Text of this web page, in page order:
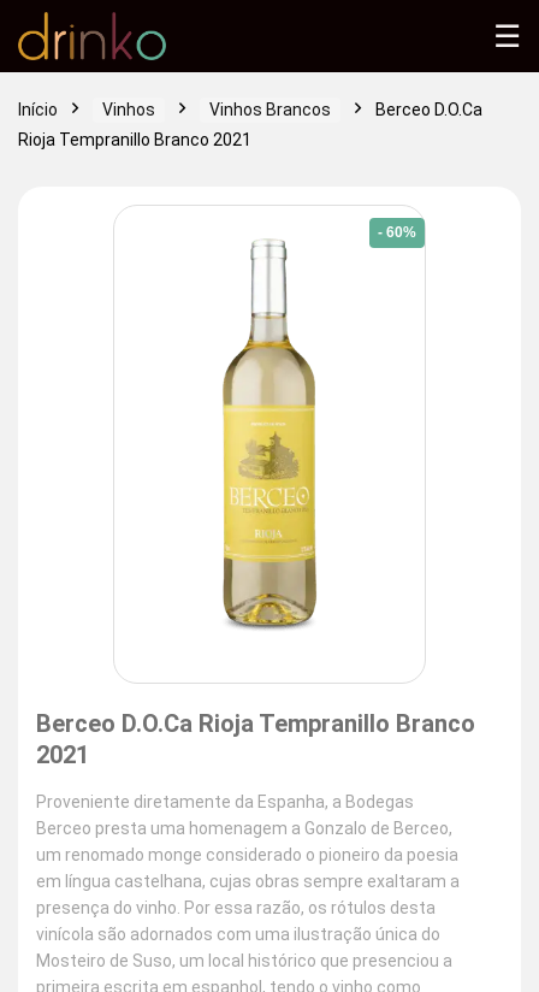
Início Vinhos Vinhos Brancos
Berceo D.O.Ca
Rioja Tempranillo Branco 2021
- 60%
Berceo D.O.Ca Rioja Tempranillo Branco
2021
Proveniente diretamente da Espanha, a Bodegas
Berceo presta uma homenagem a Gonzalo de Berceo,
um renomado monge considerado o pioneiro da poesia
em língua castelhana, cujas obras sempre exaltaram a
presença do vinho. Por essa razão, os rótulos desta
vinícola são adornados com uma ilustração única do
Mosteiro de Suso, um local histórico que presenciou a
primeira escrita em espanhol, tendo o vinho como
☰